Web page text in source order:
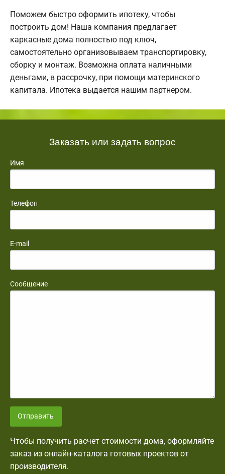
Поможем быстро оформить ипотеку, чтобы
построить дом! Наша компания предлагает
каркасные дома полностью под ключ,
самостоятельно организовываем транспортировку,
сборку и монтаж. Возможна оплата наличными
деньгами, в рассрочку, при помощи материнского
капитала. Ипотека выдается нашим партнером.
Заказать или задать вопрос
Имя
Телефон
E-mail
Сообщение
Отправить
Чтобы получить расчет стоимости дома, оформляйте
заказ из онлайн-каталога готовых проектов от
производителя.